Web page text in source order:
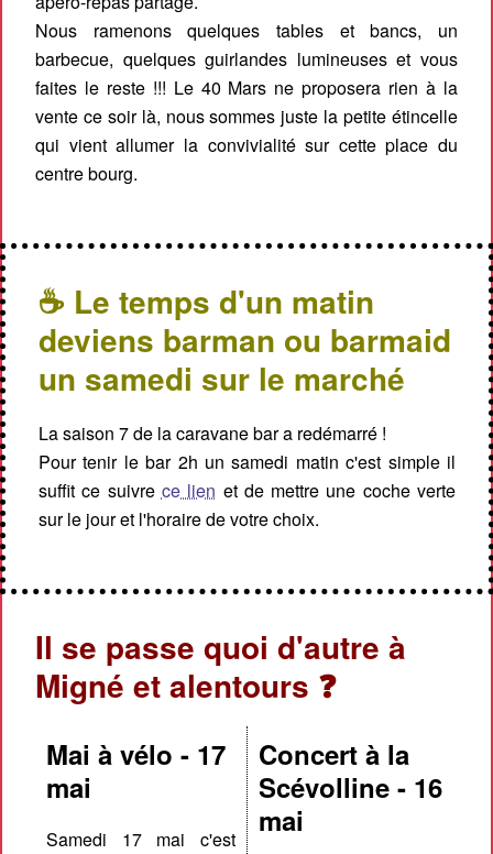
Nous ramenons quelques tables et bancs, un
barbecue, quelques guirlandes lumineuses et vous
faites le reste !!! Le 40 Mars ne proposera rien à la
vente ce soir là, nous sommes juste la petite étincelle
qui vient allumer la convivialité sur cette place du
centre bourg.
☕ Le temps d'un matin
deviens barman ou barmaid
un samedi sur le marché
La saison 7 de la caravane bar a redémarré !
Pour tenir le bar 2h un samedi matin c'est simple il
suffit ce suivre ce lien et de mettre une coche verte
sur le jour et l'horaire de votre choix.
Il se passe quoi d'autre à
Migné et alentours ❓
Mai à vélo - 17
mai
Samedi 17 mai c'est
Concert à la
Scévolline - 16
mai